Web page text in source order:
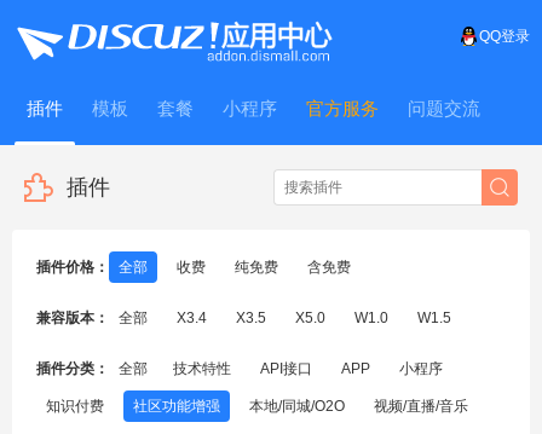
QQ登录
插件 模板 套餐 小程序 官方服务 问题交流
WitFrame
插件
插件价格： 全部 收费 纯免费 含免费
兼容版本： 全部 X3.4 X3.5 X5.0 W1.0 W1.5
插件分类： 全部 技术特性 API接口 APP 小程序
知识付费 社区功能增强 本地/同城/O2O 视频/直播/音乐